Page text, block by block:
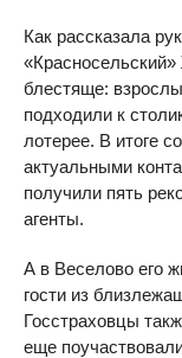
Как рассказала
«Красносельский»
блестяще:
подходили к
лотерее. В итоге
актуальными
получили пять
агенты.
А в Веселово его
гости из
Госстраховцы
еще